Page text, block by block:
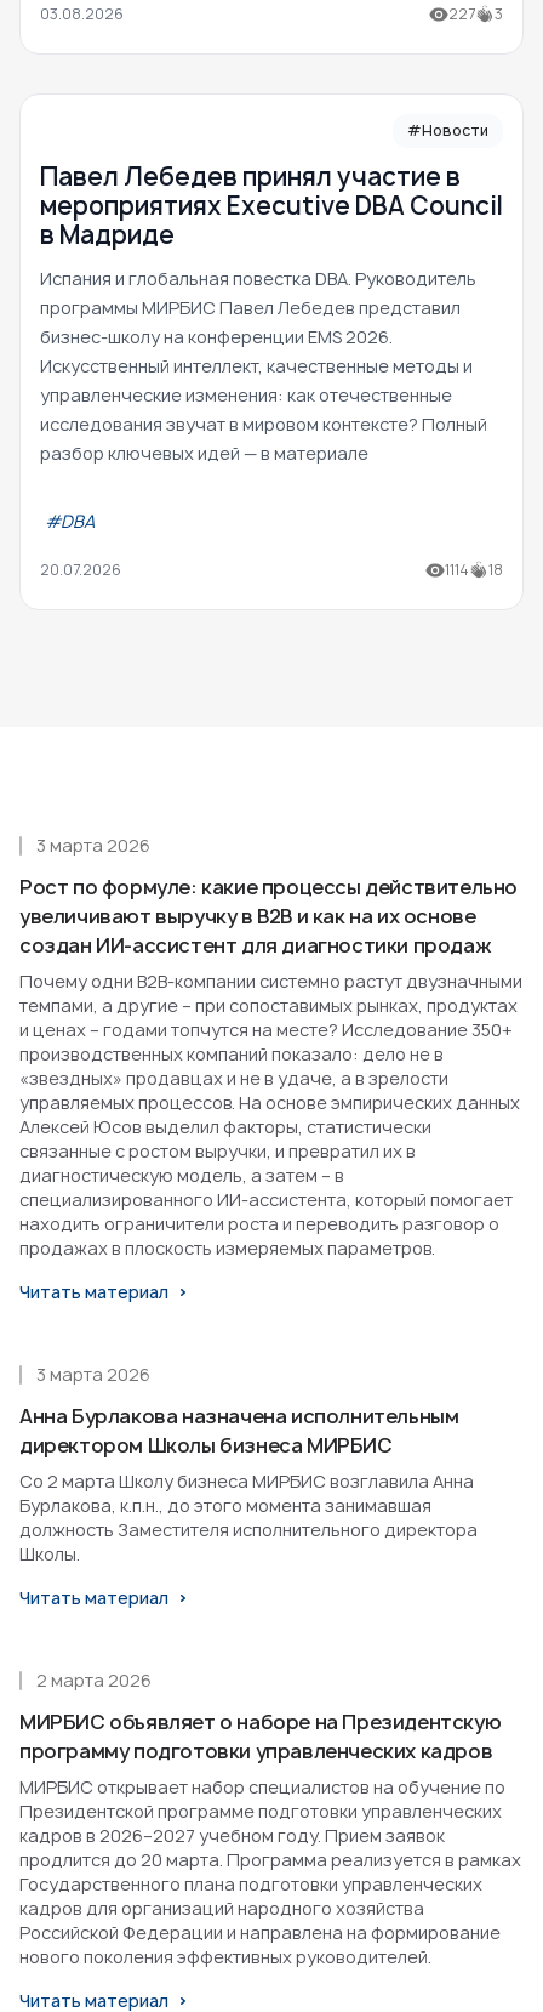
03.08.2026 227 3
#Новости
Павел Лебедев принял участие в
мероприятиях Executive DBA Council
в Мадриде
Испания и глобальная повестка DBA. Руководитель
программы МИРБИС Павел Лебедев представил
бизнес-школу на конференции EMS 2026.
Искусственный интеллект, качественные методы и
управленческие изменения: как отечественные
исследования звучат в мировом контексте? Полный
разбор ключевых идей — в материале
#DBA
20.07.2026 1114 18
Рост по формуле: какие процессы действительно
увеличивают выручку в B2B и как на их основе
создан ИИ-ассистент для диагностики продаж
3 марта 2026
Почему одни B2B-компании системно растут двузначными
темпами, а другие – при сопоставимых рынках, продуктах
и ценах – годами топчутся на месте? Исследование 350+
производственных компаний показало: дело не в
«звездных» продавцах и не в удаче, а в зрелости
управляемых процессов. На основе эмпирических данных
Алексей Юсов выделил факторы, статистически
связанные с ростом выручки, и превратил их в
диагностическую модель, а затем – в
специализированного ИИ-ассистента, который помогает
находить ограничители роста и переводить разговор о
продажах в плоскость измеряемых параметров.
Читать материал
Анна Бурлакова назначена исполнительным
директором Школы бизнеса МИРБИС
3 марта 2026
Со 2 марта Школу бизнеса МИРБИС возглавила Анна
Бурлакова, к.п.н., до этого момента занимавшая
должность Заместителя исполнительного директора
Школы.
Читать материал
МИРБИС объявляет о наборе на Президентскую
программу подготовки управленческих кадров
2 марта 2026
МИРБИС открывает набор специалистов на обучение по
Президентской программе подготовки управленческих
кадров в 2026–2027 учебном году. Прием заявок
продлится до 20 марта. Программа реализуется в рамках
Государственного плана подготовки управленческих
кадров для организаций народного хозяйства
Российской Федерации и направлена на формирование
нового поколения эффективных руководителей.
Читать материал